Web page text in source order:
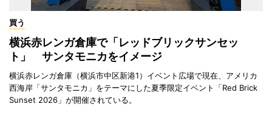
買う
横浜赤レンガ倉庫で「レッドブリックサンセッ
ト」 サンタモニカをイメージ
横浜赤レンガ倉庫（横浜市中区新港1）イベント広場で現在、アメリカ
西海岸「サンタモニカ」をテーマにした夏季限定イベント「Red Brick
Sunset 2026」が開催されている。